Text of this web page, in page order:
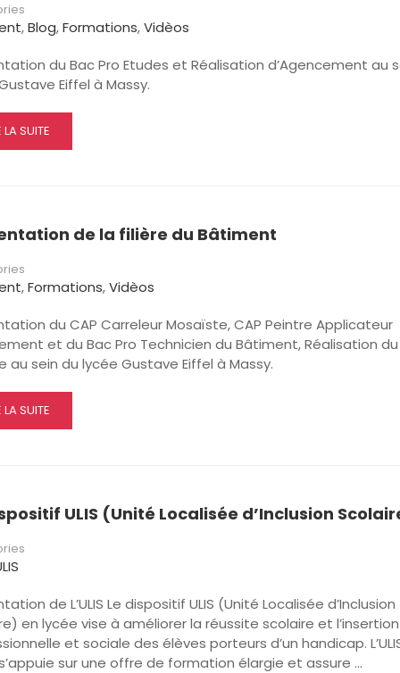
,Blog,Formations,Vidèos
du Bac Pro Etudes et Réalisation d’Agencement au
Eiffel à Massy.
LA SUITE
de la filière du Bâtiment
,Formations,Vidèos
du CAP Carreleur Mosaïste, CAP Peintre Applicateur
et du Bac Pro Technicien du Bâtiment, Réalisation
au sein du lycée Gustave Eiffel à Massy.
LA SUITE
ULIS (Unité Localisée d’Inclusion
de L’ULIS Le dispositif ULIS (Unité Localisée d’Inclusion
en lycée vise à améliorer la réussite scolaire et l’insertion
et sociale des élèves porteurs d’un handicap.
sur une offre de formation élargie et assure …